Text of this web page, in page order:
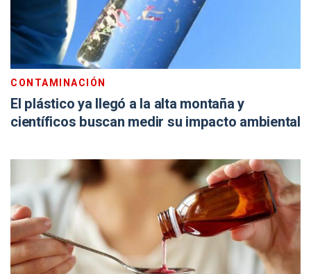
CONTAMINACIÓN
El plástico ya llegó a la alta montaña y
científicos buscan medir su impacto ambiental